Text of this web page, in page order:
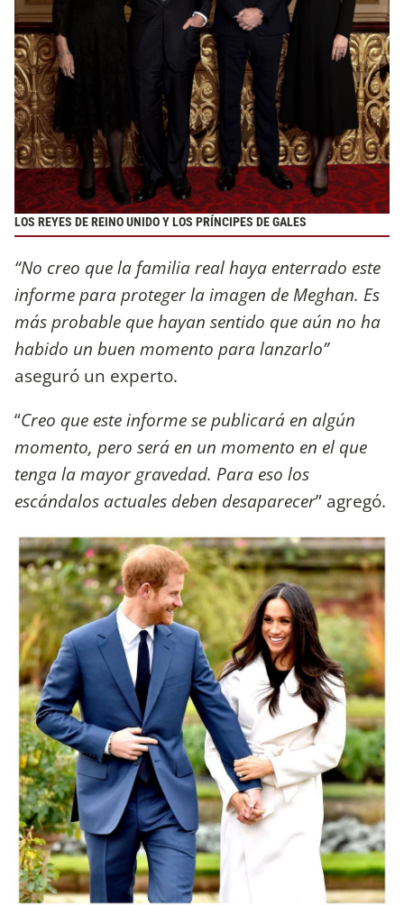
LOS REYES DE REINO UNIDO Y LOS PRÍNCIPES DE GALES
“No creo que la familia real haya enterrado este
informe para proteger la imagen de Meghan. Es
más probable que hayan sentido que aún no ha
habido un buen momento para lanzarlo”
aseguró un experto.
“Creo que este informe se publicará en algún
momento, pero será en un momento en el que
tenga la mayor gravedad. Para eso los
escándalos actuales deben desaparecer” agregó.